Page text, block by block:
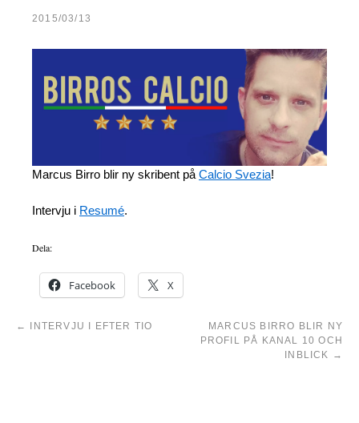
2015/03/13
Marcus Birro blir ny skribent påCalcio Svezia!
Intervju i Resumé.
Dela:
Facebook X
← INTERVJU I EFTER TIO
MARCUS BIRRO BLIR NY
PROFIL PÅ KANAL 10 OCH
INBLICK →